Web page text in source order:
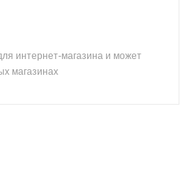
интернет-магазина и может
магазинах